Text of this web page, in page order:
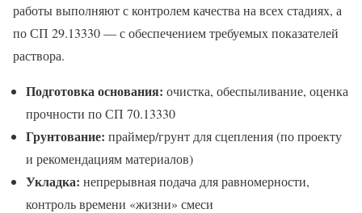
работы выполняют с контролем качества на всех стадиях, а
по СП 29.13330 — с обеспечением требуемых показателей
раствора.
Подготовка основания: очистка, обеспыливание, оценка
прочности по СП 70.13330
Грунтование: праймер/грунт для сцепления (по проекту
и рекомендациям материалов)
Укладка: непрерывная подача для равномерности,
контроль времени «жизни» смеси